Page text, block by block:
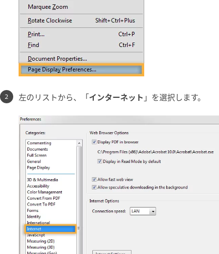
左のリストから、「インターネット 」を選択します。